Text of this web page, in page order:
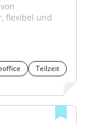
flexibel und
Teilzeit